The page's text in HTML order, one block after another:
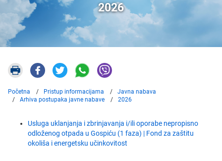
2026
Početna Pristup informacijama
Javna nabava
Arhiva postupaka javne nabave
2026
Usluga uklanjanja i zbrinjavanja i/ili oporabe nepropisno
odloženog otpada u Gospiću (1 faza) | Fond za zaštitu
okoliša i energetsku učinkovitost